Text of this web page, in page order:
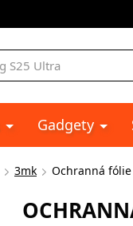
Gadgety
3mk Ochranná fólie